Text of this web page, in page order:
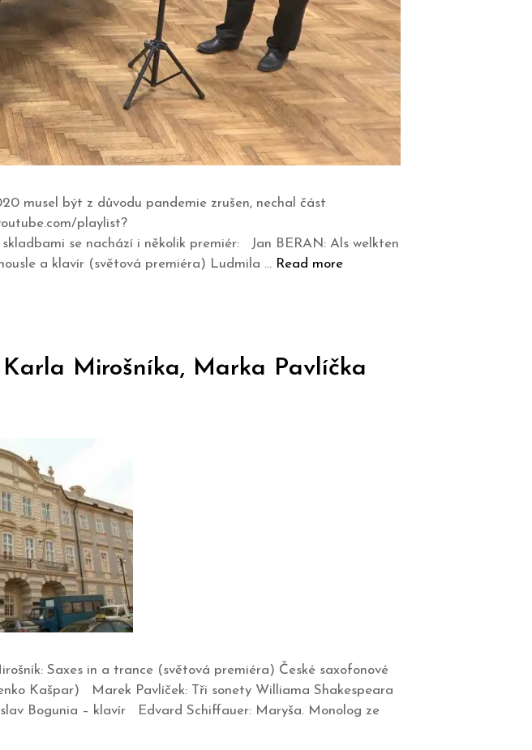
musel být z důvodu pandemie zrušen, nechal část
playlist?
se nachází i několik premiér: Jan BERAN: Als welkten
a klavír (světová premiéra) Ludmila … Read more
Mirošníka, Marka Pavlíčka
Saxes in a trance (světová premiéra) České saxofonové
Kašpar) Marek Pavlíček: Tři sonety Williama Shakespeara
Bogunia – klavír Edvard Schiffauer: Maryša. Monolog ze